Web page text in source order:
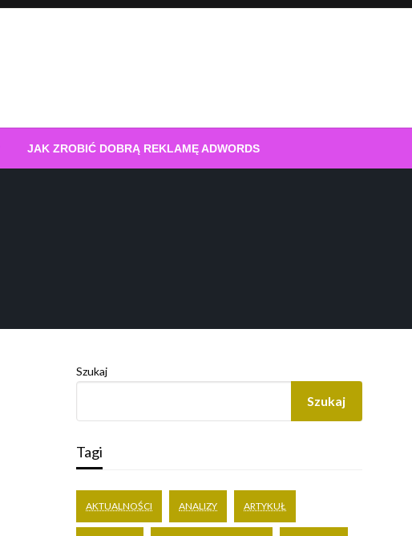
JAK ZROBIĆ DOBRĄ REKLAMĘ ADWORDS
Szukaj
Szukaj
Tagi
AKTUALNOŚCI ANALIZY ARTYKUŁ